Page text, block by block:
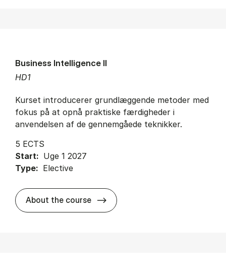
HD1
Business Intelligence II
Kurset introducerer grundlæggende metoder med
fokus på at opnå praktiske færdigheder i
anvendelsen af de gennemgåede teknikker.
5 ECTS
Start: Uge 1 2027
Type: Elective
About the course about